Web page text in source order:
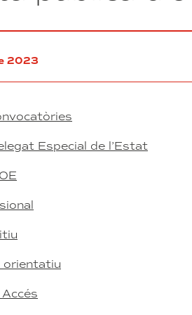
2023
Especial de l’Estat
orientatiu